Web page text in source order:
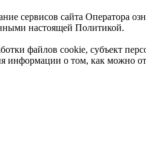
сервисов сайта Оператора
настоящей Политикой.
файлов cookie, субъект
информации о том, как можно